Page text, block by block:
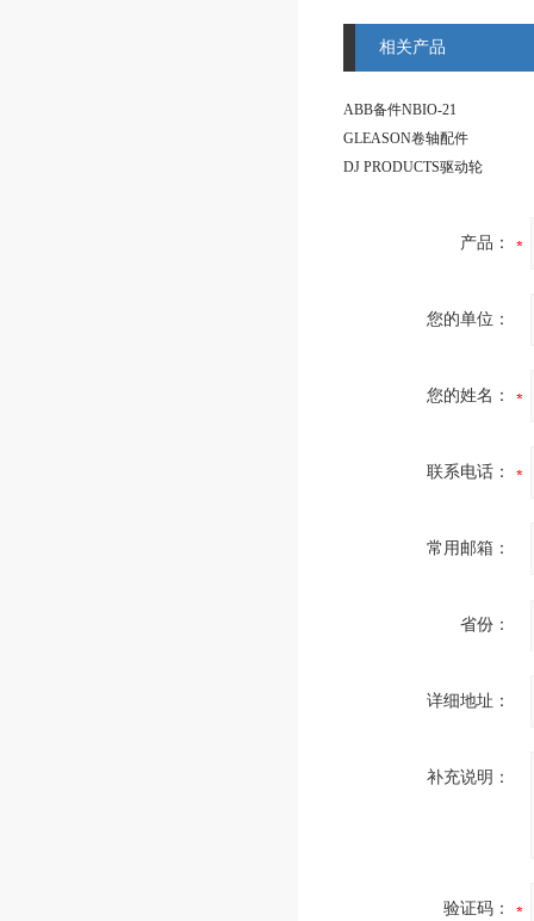
相关产品
ABB备件NBIO-21
GLEASON卷轴配件
DJ PRODUCTS驱动轮
产品：
您的单位：
您的姓名：
联系电话：
常用邮箱：
省份：
详细地址：
补充说明：
验证码：